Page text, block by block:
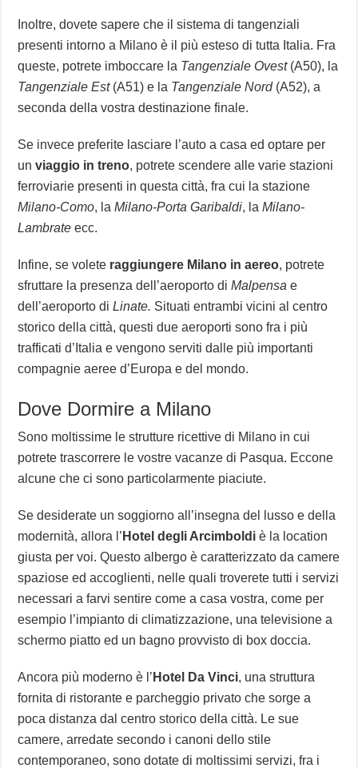
Inoltre, dovete sapere che il sistema di tangenziali
presenti intorno a Milano è il più esteso di tutta Italia. Fra
queste, potrete imboccare la Tangenziale Ovest(A50), la
Tangenziale Est(A51) e la Tangenziale Nord(A52), a
seconda della vostra destinazione finale.
Se invece preferite lasciare l’auto a casa ed optare per
unviaggio in treno, potrete scendere alle varie stazioni
ferroviarie presenti in questa città, fra cui la stazione
Milano-Como, laMilano-Porta Garibaldi, laMilano-
Lambrate ecc.
Infine, se volete raggiungere Milano in aereo, potrete
sfruttare la presenza dell’aeroporto diMalpensa e
dell’aeroporto diLinate. Situati entrambi vicini al centro
storico della città, questi due aeroporti sono fra i più
trafficati d’Italia e vengono serviti dalle più importanti
compagnie aeree d’Europa e del mondo.
Dove Dormire a Milano
Sono moltissime le strutture ricettive di Milano in cui
potrete trascorrere le vostre vacanze di Pasqua. Eccone
alcune che ci sono particolarmente piaciute.
Se desiderate un soggiorno all’insegna del lusso e della
modernità, allora l’ Hotel degli Arcimboldi è la location
giusta per voi. Questo albergo è caratterizzato da camere
spaziose ed accoglienti, nelle quali troverete tutti i servizi
necessari a farvi sentire come a casa vostra, come per
esempio l’impianto di climatizzazione, una televisione a
schermo piatto ed un bagno provvisto di box doccia.
Ancora più moderno è l’ Hotel Da Vinci, una struttura
fornita di ristorante e parcheggio privato che sorge a
poca distanza dal centro storico della città. Le sue
camere, arredate secondo i canoni dello stile
contemporaneo, sono dotate di moltissimi servizi, fra i